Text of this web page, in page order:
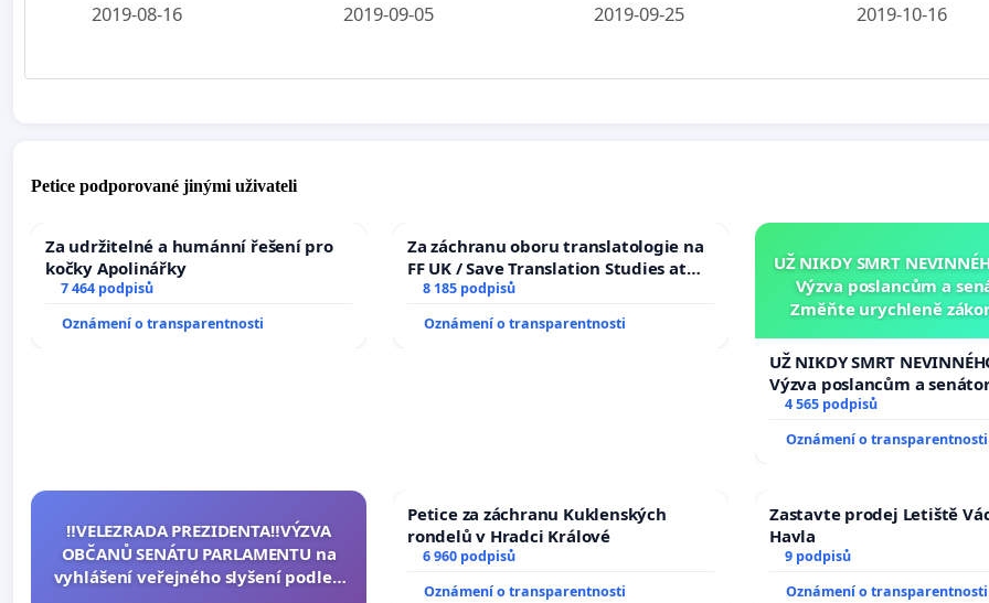
2019-08-16 2019-09-05 2019-09-25 2019-10-16
Petice podporované jinými uživateli
Za udržitelné a humánní řešení pro
kočky Apolinářky
7 464 podpisů
Oznámení o transparentnosti
Za záchranu oboru translatologie na
FF UK / Save Translation Studies at
the Faculty of Arts, Charles
University
8 185 podpisů
Oznámení o transparentnosti
UŽ NIKDY SMRT
Výzva poslancům a
Změňte urychleně
opakovat!
UŽ NIKDY SMRT
Výzva poslancům a
Změňte urychleně zákon,
tragédie malé Viktorky už
opakovat!
4 565 podpisů
Oznámení o transparentnosti
‼️VELEZRADA PREZIDENTA‼️VÝZVA
OBČANŮ SENÁTU PARLAMENTU na
vyhlášení veřejného slyšení podle §
Petice za záchranu Kuklenských
rondelů v Hradci Králové
6 960 podpisů
Oznámení o transparentnosti
Zastavte prodej Letiště
Havla
9 podpisů
Oznámení o transparentnosti